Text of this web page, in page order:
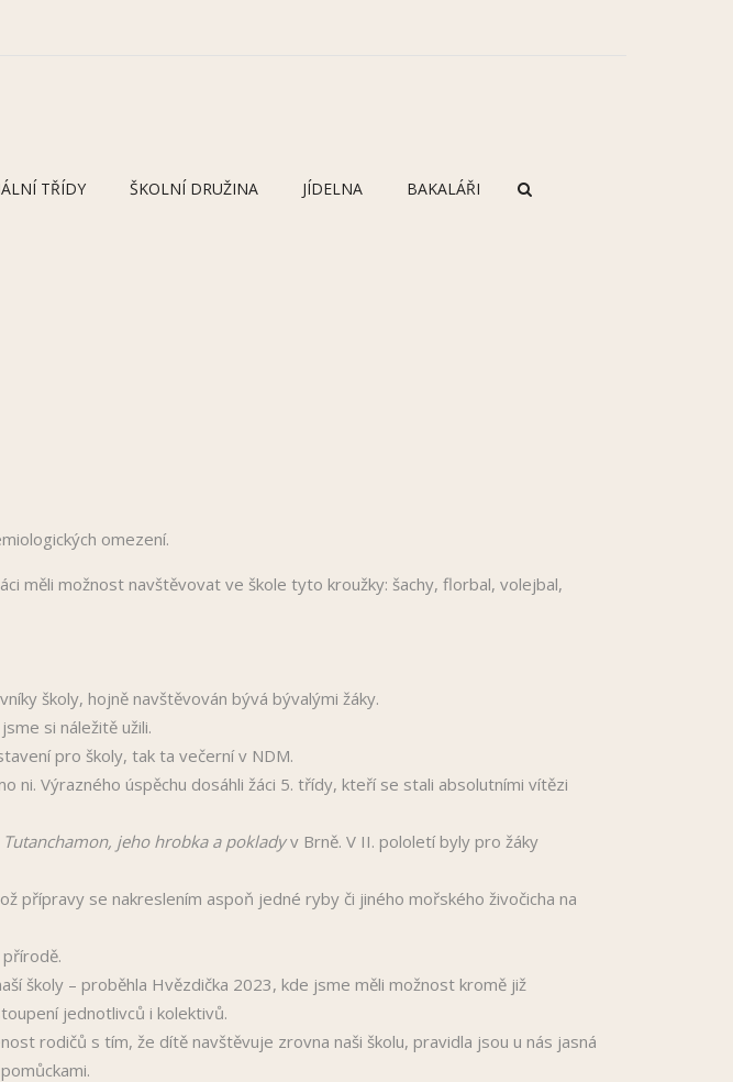
TŘÍDY ŠKOLNÍ DRUŽINA JÍDELNA BAKALÁŘI
omezení.
měli možnost navštěvovat ve škole tyto kroužky: šachy, florbal, volejbal,
školy, hojně navštěvován bývá bývalými žáky.
si náležitě užili.
pro školy, tak ta večerní v NDM.
ni. Výrazného úspěchu dosáhli žáci 5. třídy, kteří se stali absolutními vítězi
Tutanchamon, jeho hrobka a pokladyv Brně. V II. pololetí byly pro žáky
přípravy se nakreslením aspoň jedné ryby či jiného mořského živočicha na
školy – proběhla Hvězdička 2023, kde jsme měli možnost kromě již
jednotlivců i kolektivů.
rodičů s tím, že dítě navštěvuje zrovna naši školu, pravidla jsou u nás jasná